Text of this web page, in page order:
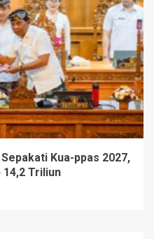
Kua-ppas 2027,
14,2 Triliun